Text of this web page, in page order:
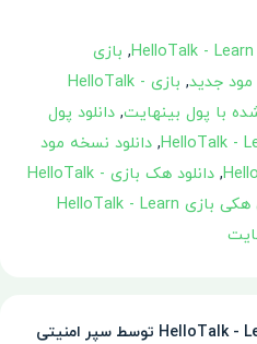
, بازی
,
بازی HelloTalk -
, دانلود پول
, دانلود نسخه مود
,
دانلود هک بازی HelloTalk -
دانلود ورژن هکی بازی HelloTalk - Learn
برنامه HelloTalk - Learn Languages توسط سپر امنیتی